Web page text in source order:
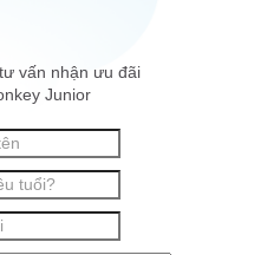
vấn nhận ưu đãi
Junior